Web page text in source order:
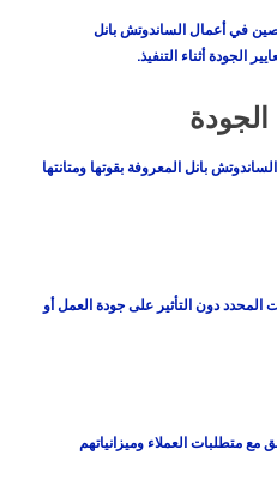
في أعمال الساندوتش بانل
الجودة أثناء التنفيذ.
بانل المعروفة بقوتها ومتانتها
المحدد دون التأثير على جودة العمل أو
مع متطلبات العملاء وميزانياتهم